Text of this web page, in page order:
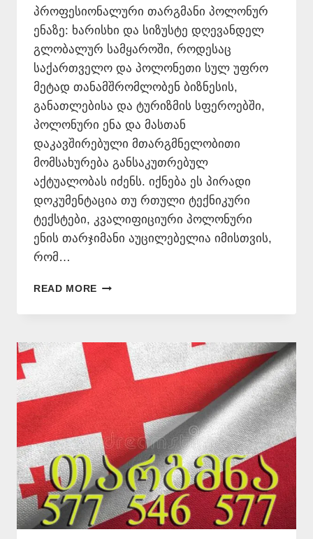
პროფესიონალური თარგმანი პოლონურ
ენაზე: ხარისხი და სიზუსტე დღევანდელ
გლობალურ სამყაროში, როდესაც
საქართველო და პოლონეთი სულ უფრო
მეტად თანამშრომლობენ ბიზნესის,
განათლებისა და ტურიზმის სფეროებში,
პოლონური ენა და მასთან
დაკავშირებული მთარგმნელობითი
მომსახურება განსაკუთრებულ
აქტუალობას იძენს. იქნება ეს პირადი
დოკუმენტაცია თუ რთული ტექნიკური
ტექსტები, კვალიფიციური პოლონური
ენის თარჯიმანი აუცილებელია იმისთვის,
რომ…
READ MORE ᲞᲝᲚᲝᲜᲣᲠᲘ
ᲗᲐᲠᲒᲛᲜᲐ
577
546
577